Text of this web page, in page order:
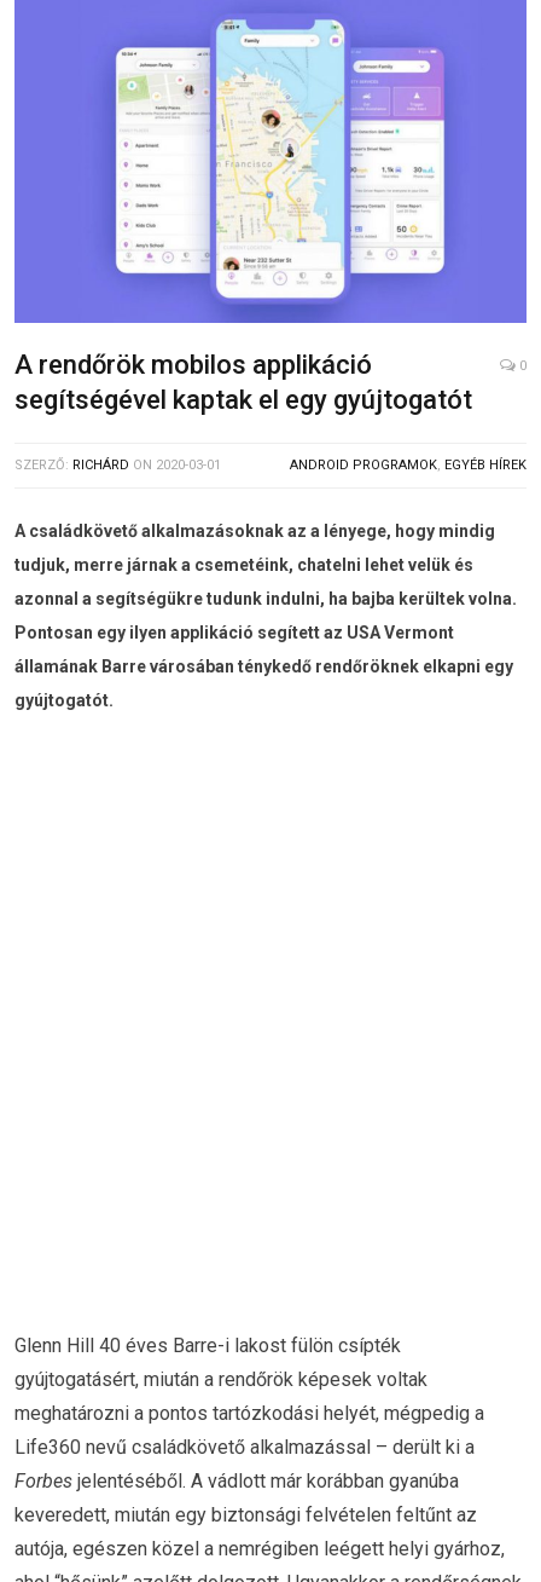
A rendőrök mobilos applikáció
segítségével kaptak el egy gyújtogatót
0
SZERZŐ: RICHÁRD ON 2020-03-01 ANDROID PROGRAMOK, EGYÉB HÍREK
A családkövető alkalmazásoknak az a lényege, hogy mindig
tudjuk, merre járnak a csemetéink, chatelni lehet velük és
azonnal a segítségükre tudunk indulni, ha bajba kerültek volna.
Pontosan egy ilyen applikáció segített az USA Vermont
államának Barre városában ténykedő rendőröknek elkapni egy
gyújtogatót.
Glenn Hill 40 éves Barre-i lakost fülön csípték
gyújtogatásért, miután a rendőrök képesek voltak
meghatározni a pontos tartózkodási helyét, mégpedig a
Life360 nevű családkövető alkalmazással – derült ki a
Forbes jelentéséből. A vádlott már korábban gyanúba
keveredett, miután egy biztonsági felvételen feltűnt az
autója, egészen közel a nemrégiben leégett helyi gyárhoz,